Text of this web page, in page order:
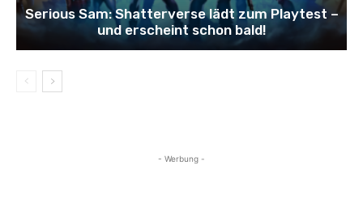
Serious Sam: Shatterverse lädt zum Playtest –
und erscheint schon bald!
- Werbung -